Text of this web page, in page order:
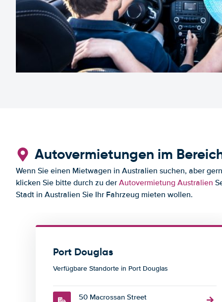
Autovermietungen im
Wenn Sie einen Mietwagen in Australien suchen, aber
klicken Sie bitte durch zu derAutovermietung Australien
Stadt in Australien Sie Ihr Fahrzeug mieten wollen.
Port Douglas
Verfügbare Standorte in Port Douglas
50 Macrossan Street